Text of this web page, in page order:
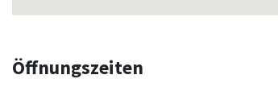
Öffnungszeiten